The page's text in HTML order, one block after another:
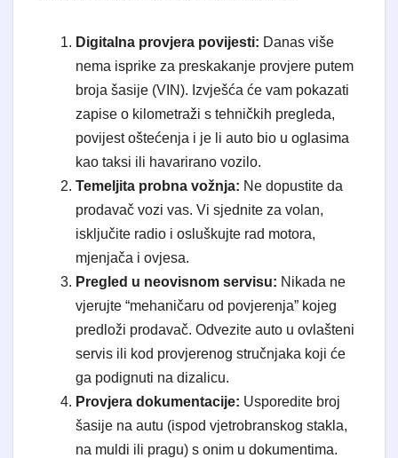
Digitalna provjera povijesti: Danas više
nema isprike za preskakanje provjere putem
broja šasije (VIN). Izvješća će vam pokazati
zapise o kilometraži s tehničkih pregleda,
povijest oštećenja i je li auto bio u oglasima
kao taksi ili havarirano vozilo.
Temeljita probna vožnja: Ne dopustite da
prodavač vozi vas. Vi sjednite za volan,
isključite radio i osluškujte rad motora,
mjenjača i ovjesa.
Pregled u neovisnom servisu: Nikada ne
vjerujte “mehaničaru od povjerenja” kojeg
predloži prodavač. Odvezite auto u ovlašteni
servis ili kod provjerenog stručnjaka koji će
ga podignuti na dizalicu.
Provjera dokumentacije: Usporedite broj
šasije na autu (ispod vjetrobranskog stakla,
na muldi ili pragu) s onim u dokumentima.